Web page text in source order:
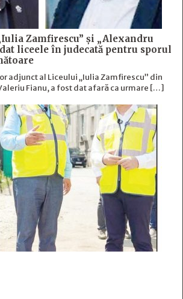
Zamfirescu” și „Alexandru
dat liceele în judecată pentru sporul
adjunct al Liceului „Iulia Zamfirescu” din
Fianu, a fost dat afară ca urmare […]